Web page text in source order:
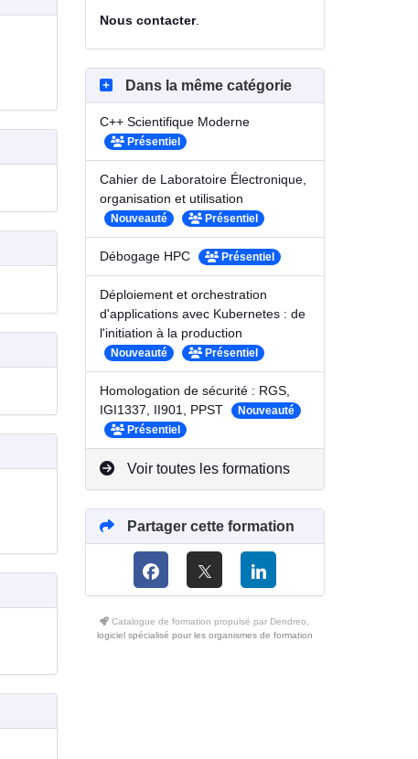
Nous contacter.
Dans la même catégorie
C++ Scientifique Moderne
Présentiel
Cahier de Laboratoire Électronique,
organisation et utilisation
Nouveauté Présentiel
Débogage HPC Présentiel
Déploiement et orchestration
d'applications avec Kubernetes : de
l'initiation à la production
Nouveauté Présentiel
Homologation de sécurité : RGS,
IGI1337, II901, PPST
Nouveauté
Présentiel
Voir toutes les formations
Partager cette formation
Catalogue de formation propulsé par Dendreo,
logiciel spécialisé pour les organismes de formation